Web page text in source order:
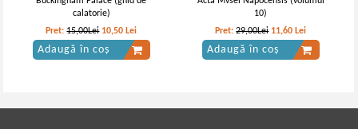
calatorie)
Pret:15,00Lei 10,50 Lei
Adaugă în coș
10)
Pret:29,00Lei 11,60 Lei
Adaugă în coș